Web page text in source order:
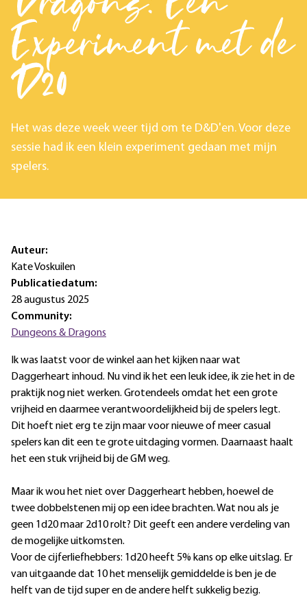
Experiment met de
D20
Het was deze week weer tijd om te D&D'en. Voor deze
sessie had ik een klein experiment gedaan met mijn
spelers.
Auteur:
Kate Voskuilen
Publicatiedatum:
28 augustus 2025
Community:
Dungeons & Dragons
Ik was laatst voor de winkel aan het kijken naar wat
Daggerheart inhoud. Nu vind ik het een leuk idee, ik zie het in de
praktijk nog niet werken. Grotendeels omdat het een grote
vrijheid en daarmee verantwoordelijkheid bij de spelers legt.
Dit hoeft niet erg te zijn maar voor nieuwe of meer casual
spelers kan dit een te grote uitdaging vormen. Daarnaast haalt
het een stuk vrijheid bij de GM weg.
Maar ik wou het niet over Daggerheart hebben, hoewel de
twee dobbelstenen mij op een idee brachten. Wat nou als je
geen 1d20 maar 2d10 rolt? Dit geeft een andere verdeling van
de mogelijke uitkomsten.
Voor de cijferliefhebbers: 1d20 heeft 5% kans op elke uitslag. Er
van uitgaande dat 10 het menselijk gemiddelde is ben je de
helft van de tijd super en de andere helft sukkelig bezig.